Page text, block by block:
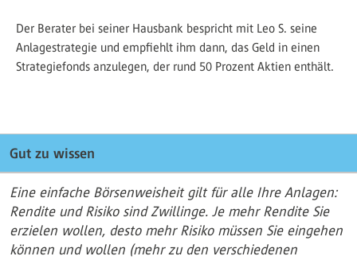
Der Berater bei seiner Hausbank bespricht mit Leo S. seine
Anlagestrategie und empfiehlt ihm dann, das Geld in einen
Strategiefonds anzulegen, der rund 50 Prozent Aktien enthält.
Gut zu wissen
Eine einfache Börsenweisheit gilt für alle Ihre Anlagen:
Rendite und Risiko sind Zwillinge. Je mehr Rendite Sie
erzielen wollen, desto mehr Risiko müssen Sie eingehen
können und wollen (mehr zu den verschiedenen